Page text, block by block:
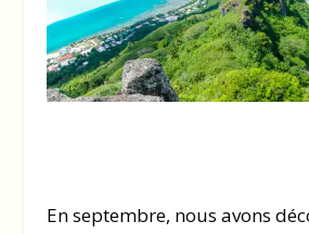
En septembre, nous avons